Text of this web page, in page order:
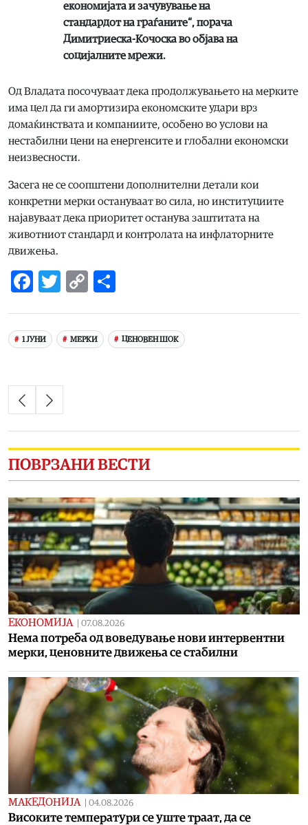
економијата и зачувување на
стандардот на граѓаните“, порача
Димитриеска-Кочоска во објава на
социјалните мрежи.
Од Владата посочуваат дека продолжувањето на мерките
има цел да ги амортизира економските удари врз
домаќинствата и компаниите, особено во услови на
нестабилни цени на енергенсите и глобални економски
неизвесности.
Засега не се соопштени дополнителни детали кои
конкретни мерки остануваат во сила, но институциите
најавуваат дека приоритет останува заштитата на
животниот стандард и контролата на инфлаторните
движења.
Facebook
Twitter
Copy
1 ЈУНИ МЕРКИ ЦЕНОВЕН ШОК
ПОВРЗАНИ ВЕСТИ
ЕКОНОМИЈА 07.08.2026
Нема потреба од воведување нови интервентни
мерки, ценовните движења се стабилни
МАКЕДОНИЈА 04.08.2026
Високите температури се уште траат, да се